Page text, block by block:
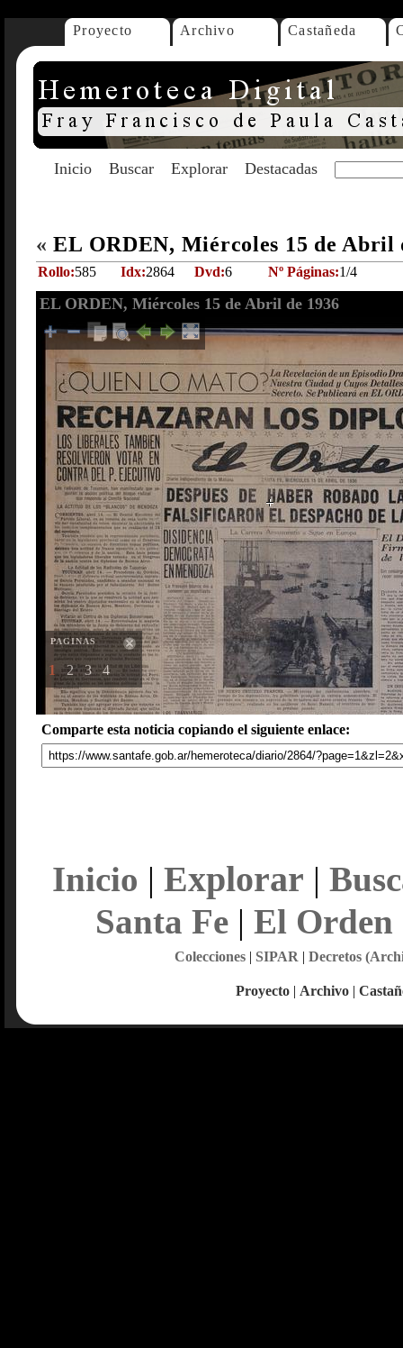
Proyecto Archivo Castañeda
Inicio Buscar Explorar Destacadas
« EL ORDEN, Miércoles 15 de Abril
Rollo:585 Idx:2864 Dvd:6 Nº Páginas:1/4
EL ORDEN, Miércoles 15 de Abril de 1936
PAGINAS
1 2 3 4
Comparte esta noticia copiando el siguiente enlace:
Inicio | Explorar |
Santa Fe| El Orden
Colecciones| SIPAR | Decretos
Proyecto | Archivo |